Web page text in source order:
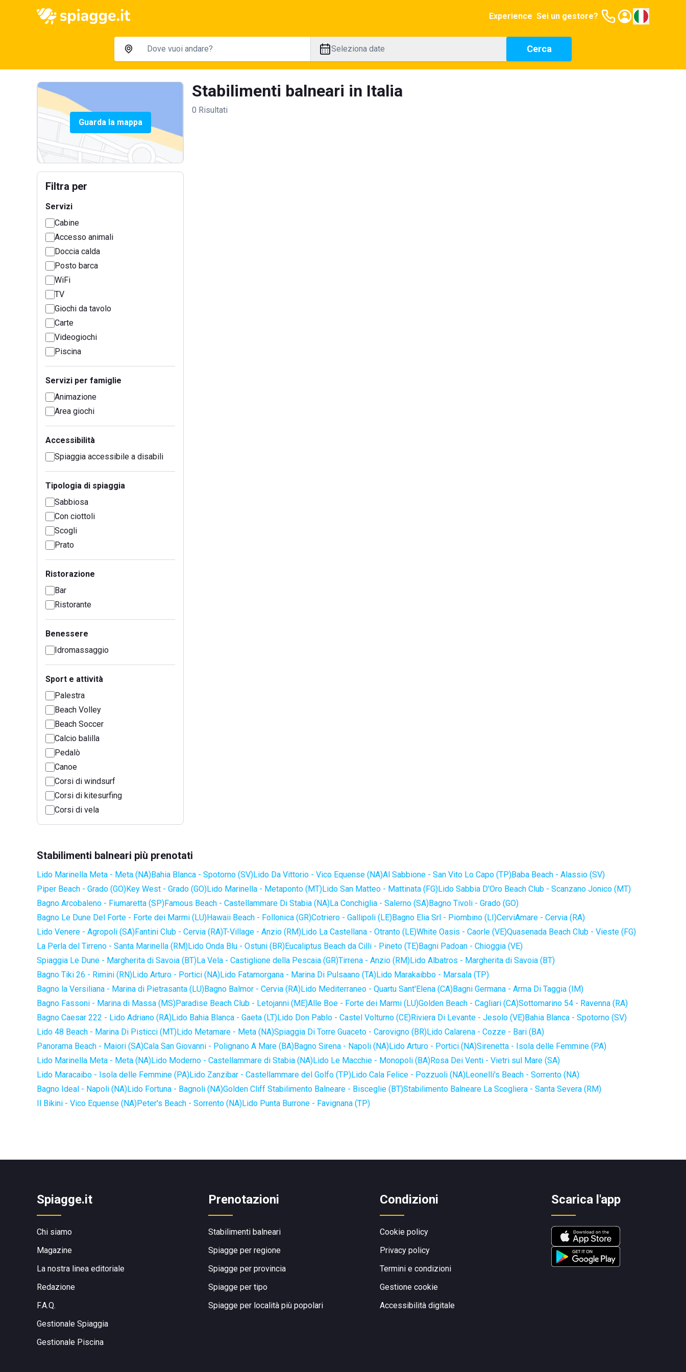
Experience Sei un gestore?
Seleziona date Cerca
Guarda la mappa
Filtra per
Servizi
Cabine
Accesso animali
Doccia calda
Posto barca
WiFi
TV
Giochi da tavolo
Carte
Videogiochi
Piscina
Servizi per famiglie
Animazione
Area giochi
Accessibilità
Spiaggia accessibile a disabili
Tipologia di spiaggia
Sabbiosa
Con ciottoli
Scogli
Prato
Ristorazione
Bar
Ristorante
Benessere
Idromassaggio
Sport e attività
Palestra
Beach Volley
Beach Soccer
Calcio balilla
Pedalò
Canoe
Corsi di windsurf
Corsi di kitesurfing
Corsi di vela
Stabilimenti balneari in Italia
0 Risultati
Stabilimenti balneari più prenotati
Lido Marinella Meta - Meta (NA)Bahia Blanca - Spotorno (SV)Lido Da Vittorio - Vico Equense (NA)Al Sabbione - San Vito Lo Capo (TP)Baba Beach - Alassio (SV)
Piper Beach - Grado (GO)Key West - Grado (GO)Lido Marinella - Metaponto (MT)Lido San Matteo - Mattinata (FG)Lido Sabbia D'Oro Beach Club - Scanzano Jonico (MT)
Bagno Arcobaleno - Fiumaretta (SP)Famous Beach - Castellammare Di Stabia (NA)La Conchiglia - Salerno (SA)Bagno Tivoli - Grado (GO)
Bagno Le Dune Del Forte - Forte dei Marmi (LU)Hawaii Beach - Follonica (GR)Cotriero - Gallipoli (LE)Bagno Elia Srl - Piombino (LI)CerviAmare - Cervia (RA)
Lido Venere - Agropoli (SA)Fantini Club - Cervia (RA)T-Village - Anzio (RM)Lido La Castellana - Otranto (LE)White Oasis - Caorle (VE)Quasenada Beach Club - Vieste (FG)
La Perla del Tirreno - Santa Marinella (RM)Lido Onda Blu - Ostuni (BR)Eucaliptus Beach da Cilli - Pineto (TE)Bagni Padoan - Chioggia (VE)
Spiaggia Le Dune - Margherita di Savoia (BT)La Vela - Castiglione della Pescaia (GR)Tirrena - Anzio (RM)Lido Albatros - Margherita di Savoia (BT)
Bagno Tiki 26 - Rimini (RN)Lido Arturo - Portici (NA)Lido Fatamorgana - Marina Di Pulsaano (TA)Lido Marakaibbo - Marsala (TP)
Bagno la Versiliana - Marina di Pietrasanta (LU)Bagno Balmor - Cervia (RA)Lido Mediterraneo - Quartu Sant'Elena (CA)Bagni Germana - Arma Di Taggia (IM)
Bagno Fassoni - Marina di Massa (MS)Paradise Beach Club - Letojanni (ME)Alle Boe - Forte dei Marmi (LU)Golden Beach - Cagliari (CA)Sottomarino 54 - Ravenna (RA)
Bagno Caesar 222 - Lido Adriano (RA)Lido Bahia Blanca - Gaeta (LT)Lido Don Pablo - Castel Volturno (CE)Riviera Di Levante - Jesolo (VE)Bahia Blanca - Spotorno (SV)
Lido 48 Beach - Marina Di Pisticci (MT)Lido Metamare - Meta (NA)Spiaggia Di Torre Guaceto - Carovigno (BR)Lido Calarena - Cozze - Bari (BA)
Panorama Beach - Maiori (SA)Cala San Giovanni - Polignano A Mare (BA)Bagno Sirena - Napoli (NA)Lido Arturo - Portici (NA)Sirenetta - Isola delle Femmine (PA)
Lido Marinella Meta - Meta (NA)Lido Moderno - Castellammare di Stabia (NA)Lido Le Macchie - Monopoli (BA)Rosa Dei Venti - Vietri sul Mare (SA)
Lido Maracaibo - Isola delle Femmine (PA)Lido Zanzibar - Castellammare del Golfo (TP)Lido Cala Felice - Pozzuoli (NA)Leonelli's Beach - Sorrento (NA)
Bagno Ideal - Napoli (NA)Lido Fortuna - Bagnoli (NA)Golden Cliff Stabilimento Balneare - Bisceglie (BT)Stabilimento Balneare La Scogliera - Santa Severa (RM)
Il Bikini - Vico Equense (NA)Peter's Beach - Sorrento (NA)Lido Punta Burrone - Favignana (TP)
Spiagge.it
Chi siamo
Magazine
La nostra linea editoriale
Redazione
F.A.Q.
Gestionale Spiaggia
Gestionale Piscina
Prenotazioni
Stabilimenti balneari
Spiagge per regione
Spiagge per provincia
Spiagge per tipo
Spiagge per località più popolari
Condizioni
Cookie policy
Privacy policy
Termini e condizioni
Gestione cookie
Accessibilità digitale
Scarica l'app